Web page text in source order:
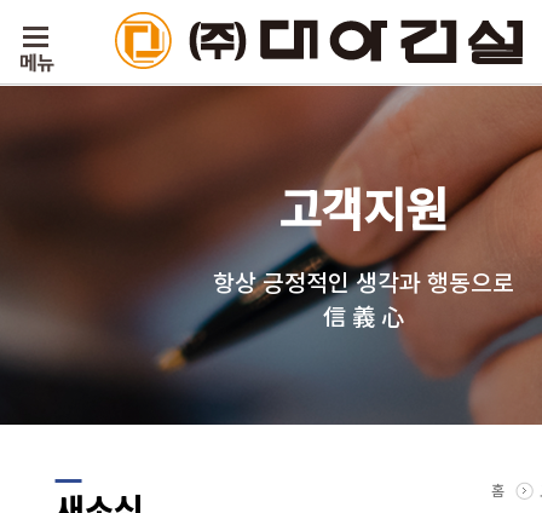
고객지원
항상 긍정적인 생각과 행동으로
信 義 心
홈